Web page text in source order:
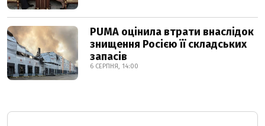
PUMA оцінила втрати внаслідок
знищення Росією її складських
запасів
6 СЕРПНЯ, 14:00